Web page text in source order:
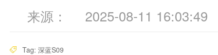
来源： 2025-08-11 16:03:49
Tag: 深蓝S09